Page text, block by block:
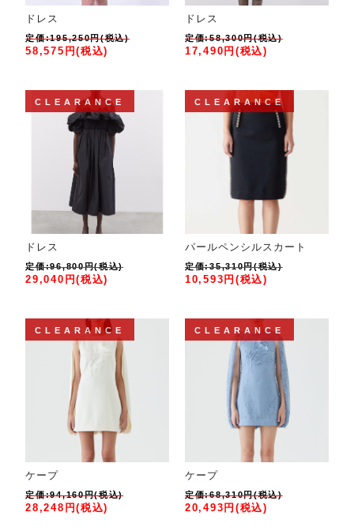
ドレス
定価:195,250円(税込)
58,575円(税込)
ドレス
定価:58,300円(税込)
17,490円(税込)
CLEARANCE
ドレス
定価:96,800円(税込)
29,040円(税込)
CLEARANCE
パールペンシルスカート
定価:35,310円(税込)
10,593円(税込)
CLEARANCE
ケープ
定価:94,160円(税込)
28,248円(税込)
CLEARANCE
ケープ
定価:68,310円(税込)
20,493円(税込)